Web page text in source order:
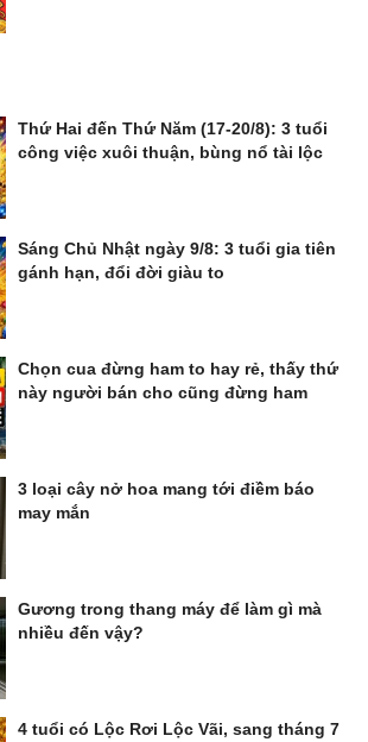
Thứ Hai đến Thứ Năm (17-20/8): 3 tuổi
công việc xuôi thuận, bùng nổ tài lộc
Sáng Chủ Nhật ngày 9/8: 3 tuổi gia tiên
gánh hạn, đổi đời giàu to
Chọn cua đừng ham to hay rẻ, thấy thứ
này người bán cho cũng đừng ham
3 loại cây nở hoa mang tới điềm báo
may mắn
Gương trong thang máy để làm gì mà
nhiều đến vậy?
4 tuổi có Lộc Rơi Lộc Vãi, sang tháng 7